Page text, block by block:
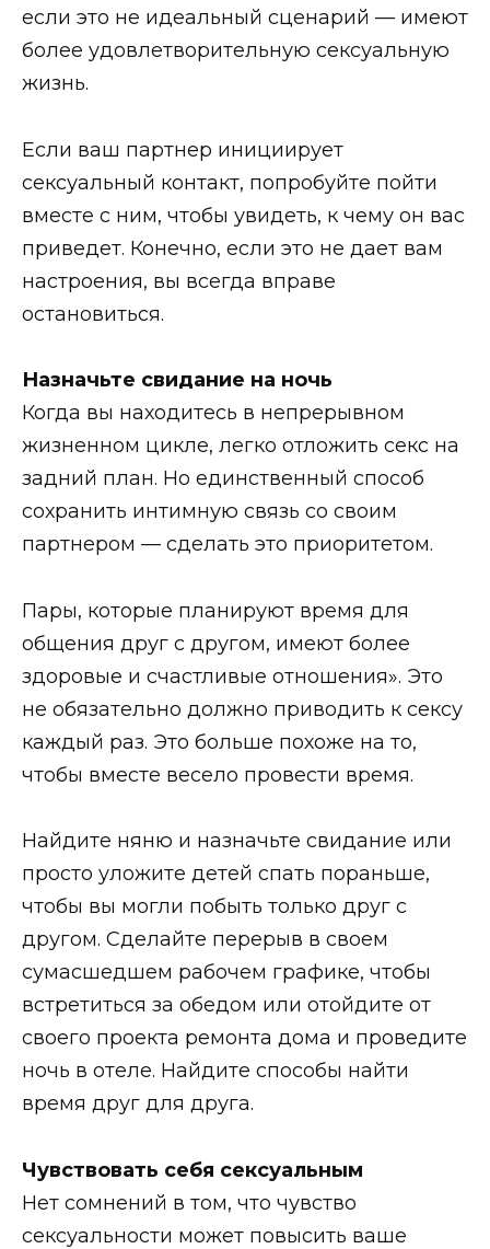
если это не идеальный сценарий — имеют
более удовлетворительную сексуальную
жизнь.
Если ваш партнер инициирует
сексуальный контакт, попробуйте пойти
вместе с ним, чтобы увидеть, к чему он вас
приведет. Конечно, если это не дает вам
настроения, вы всегда вправе
остановиться.
Назначьте свидание на ночь
Когда вы находитесь в непрерывном
жизненном цикле, легко отложить секс на
задний план. Но единственный способ
сохранить интимную связь со своим
партнером — сделать это приоритетом.
Пары, которые планируют время для
общения друг с другом, имеют более
здоровые и счастливые отношения». Это
не обязательно должно приводить к сексу
каждый раз. Это больше похоже на то,
чтобы вместе весело провести время.
Найдите няню и назначьте свидание или
просто уложите детей спать пораньше,
чтобы вы могли побыть только друг с
другом. Сделайте перерыв в своем
сумасшедшем рабочем графике, чтобы
встретиться за обедом или отойдите от
своего проекта ремонта дома и проведите
ночь в отеле. Найдите способы найти
время друг для друга.
Чувствовать себя сексуальным
Нет сомнений в том, что чувство
сексуальности может повысить ваше